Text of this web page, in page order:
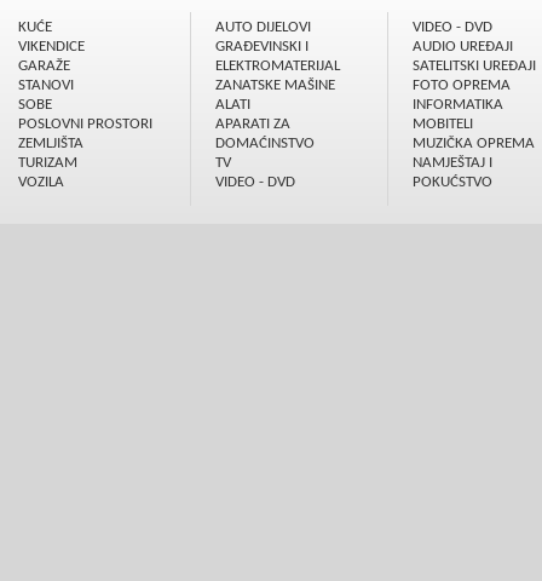
KUĆE
VIKENDICE
GARAŽE
STANOVI
SOBE
POSLOVNI PROSTORI
ZEMLJIŠTA
TURIZAM
VOZILA
AUTO DIJELOVI
GRAÐEVINSKI I
ELEKTROMATERIJAL
ZANATSKE MAŠINE
ALATI
APARATI ZA
DOMAĆINSTVO
TV
VIDEO - DVD
VIDEO - DVD
AUDIO UREÐAJI
SATELITSKI UREÐAJI
FOTO OPREMA
INFORMATIKA
MOBITELI
MUZIČKA OPREMA
NAMJEŠTAJ I
POKUĆSTVO